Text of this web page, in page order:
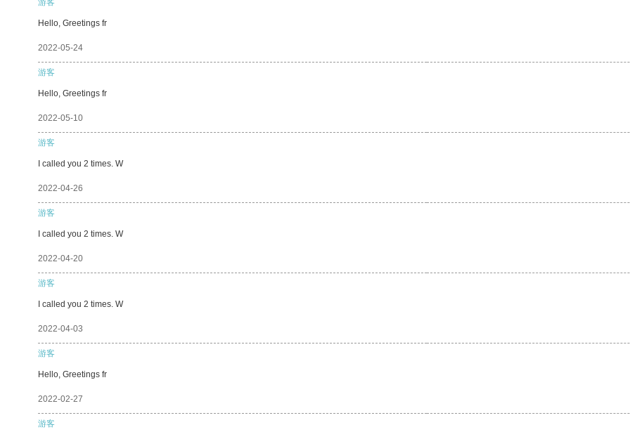
游客
Hello, Greetings fr
2022-05-24
游客
Hello, Greetings fr
2022-05-10
游客
I called you 2 times. W
2022-04-26
游客
I called you 2 times. W
2022-04-20
游客
I called you 2 times. W
2022-04-03
游客
Hello, Greetings fr
2022-02-27
游客